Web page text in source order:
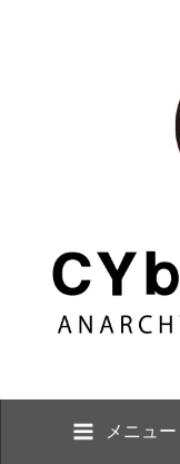
メニュー